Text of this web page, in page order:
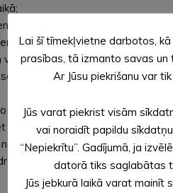
ārkārtas palīdzības tālruni
tam tuvoties.
citiem priekšmetiem. To darīs
vienību darbu,
jo drons var būt
dienestus vai
– palieciet telpās un
savlaicīgu šūnu apraides
Lai šī tīmekļvietne darbotos,
prasības, tā izmanto savas un
Ar Jūsu piekrišanu var
Jūs varat piekrist visām
vai noraidīt papildu
“Nepiekrītu”. Gadījumā, ja
datorā tiks saglabātas
Jūs jebkurā laikā varat mainīt